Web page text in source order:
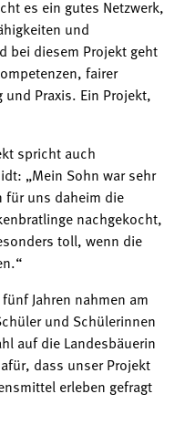
es ein gutes Netzwerk,
und
bei diesem Projekt geht
fairer
Praxis. Ein Projekt,
spricht auch
„Mein Sohn war sehr
für uns daheim die
nachgekocht,
toll, wenn die
Jahren nahmen am
und Schülerinnen
auf die Landesbäuerin
dass unser Projekt
erleben gefragt